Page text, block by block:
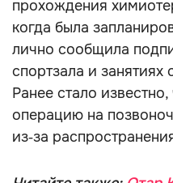
прохождения
когда была
лично сообщила
спортзала и
Ранее стало
операцию на
из‑за